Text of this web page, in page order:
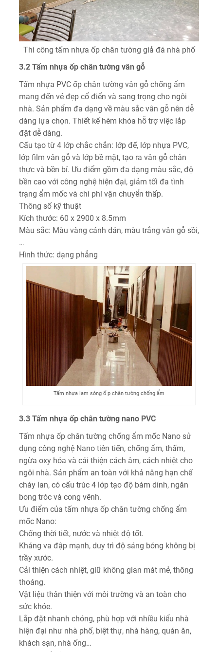
Thi công tấm nhựa ốp chân tường giả đá nhà phố
3.2 Tấm nhựa ốp chân tường vân gỗ
Tấm nhựa PVC ốp chân tường vân gỗ chống ẩm
mang đến vẻ đẹp cổ điển và sang trọng cho ngôi
nhà. Sản phẩm đa dạng về màu sắc vân gỗ nên dễ
dàng lựa chọn. Thiết kế hèm khóa hỗ trợ việc lắp
đặt dễ dàng.
Cấu tạo từ 4 lớp chắc chắn: lớp đế, lớp nhựa PVC,
lớp film vân gỗ và lớp bề mặt, tạo ra vân gỗ chân
thực và bền bỉ. Ưu điểm gồm đa dạng màu sắc, độ
bền cao với công nghệ hiện đại, giảm tối đa tình
trạng ẩm mốc và chi phí vận chuyển thấp.
Thông số kỹ thuật
Kích thước: 60 x 2900 x 8.5mm
Màu sắc: Màu vàng cánh dán, màu trắng vân gỗ sồi,
…
Hình thức: dạng phẳng
Tấm nhựa lam sóng ố p chân tường chống ẩm
3.3 Tấm nhựa ốp chân tường nano PVC
Tấm nhựa ốp chân tường chống ẩm mốc Nano sử
dụng công nghệ Nano tiên tiến, chống ẩm, thấm,
ngừa oxy hóa và cải thiện cách âm, cách nhiệt cho
ngôi nhà. Sản phẩm an toàn với khả năng hạn chế
cháy lan, có cấu trúc 4 lớp tạo độ bám dính, ngăn
bong tróc và cong vênh.
Ưu điểm của tấm nhựa ốp chân tường chống ẩm
mốc Nano:
Chống thời tiết, nước và nhiệt độ tốt.
Kháng va đập mạnh, duy trì độ sáng bóng không bị
trầy xước.
Cải thiện cách nhiệt, giữ không gian mát mẻ, thông
thoáng.
Vật liệu thân thiện với môi trường và an toàn cho
sức khỏe.
Lắp đặt nhanh chóng, phù hợp với nhiều kiểu nhà
hiện đại như nhà phố, biệt thự, nhà hàng, quán ăn,
khách sạn, nhà ống…